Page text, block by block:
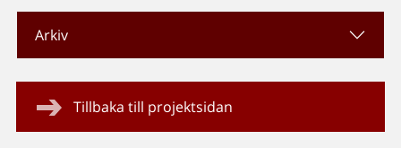
Arkiv
Tillbaka till projektsidan